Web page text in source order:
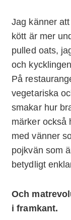
Jag känner
kött är mer
pulled oats,
och
På
vegetariska
smakar hur
märker också
med vänner
pojkvän som
betydligt
Och
i framkant.